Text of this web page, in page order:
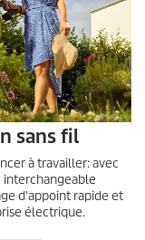
sans fil
à travailler: avec
interchangeable
d'appoint rapide et
électrique.